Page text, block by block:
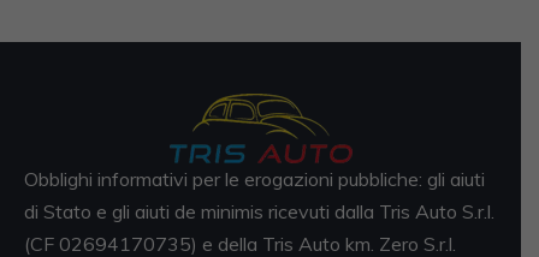
Obblighi informativi per le erogazioni pubbliche: gli aiuti
di Stato e gli aiuti de minimis ricevuti dalla Tris Auto S.r.l.
(CF 02694170735) e della Tris Auto km. Zero S.r.l.